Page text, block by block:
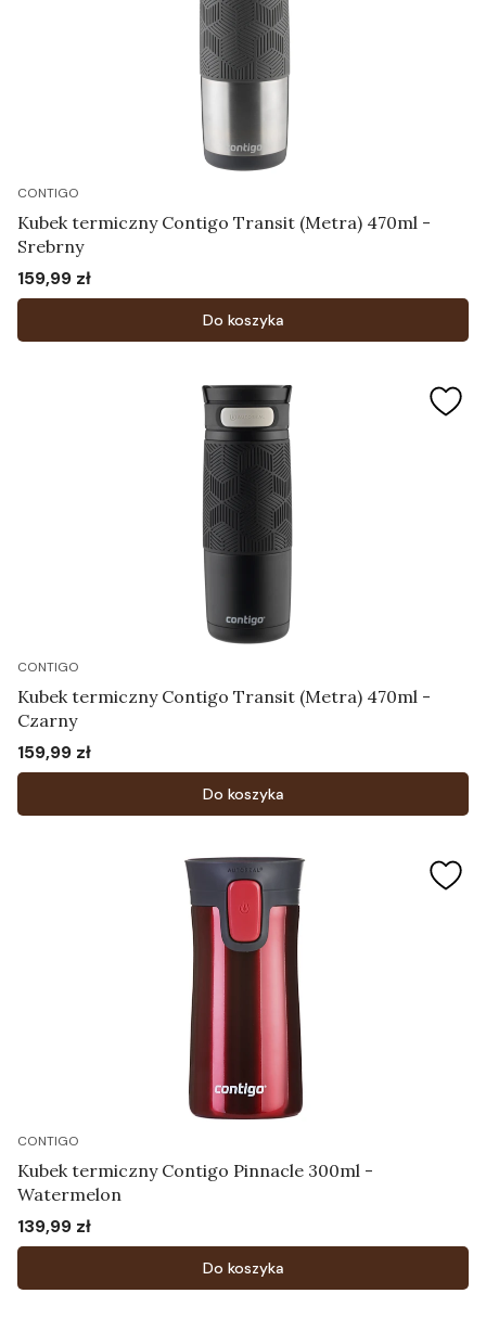
CONTIGO
Kubek termiczny Contigo Transit (Metra) 470ml -
Srebrny
Cena
159,99 zł
Do koszyka
CONTIGO
Kubek termiczny Contigo Transit (Metra) 470ml -
Czarny
Cena
159,99 zł
Do koszyka
CONTIGO
Kubek termiczny Contigo Pinnacle 300ml -
Watermelon
Cena
139,99 zł
Do koszyka